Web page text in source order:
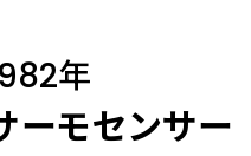
年
ーモセンサー